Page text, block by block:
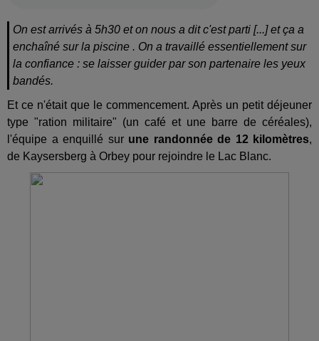
On est arrivés à 5h30 et on nous a dit c'est parti [...] et ça a
enchaîné sur la piscine . On a travaillé essentiellement sur
la confiance : se laisser guider par son partenaire les yeux
bandés.
Et ce n'était que le commencement. Après un petit déjeuner
type "ration militaire" (un café et une barre de céréales),
l'équipe a enquillé sur une randonnée de 12 kilomètres,
de Kaysersberg à Orbey pour rejoindre le Lac Blanc.